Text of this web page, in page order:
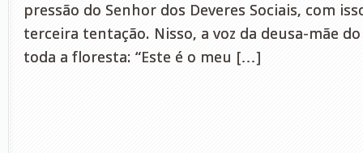
pressão do Senhor dos Deveres Sociais, com
terceira tentação. Nisso, a voz da deusa-mãe
toda a floresta: “Este é o meu […]